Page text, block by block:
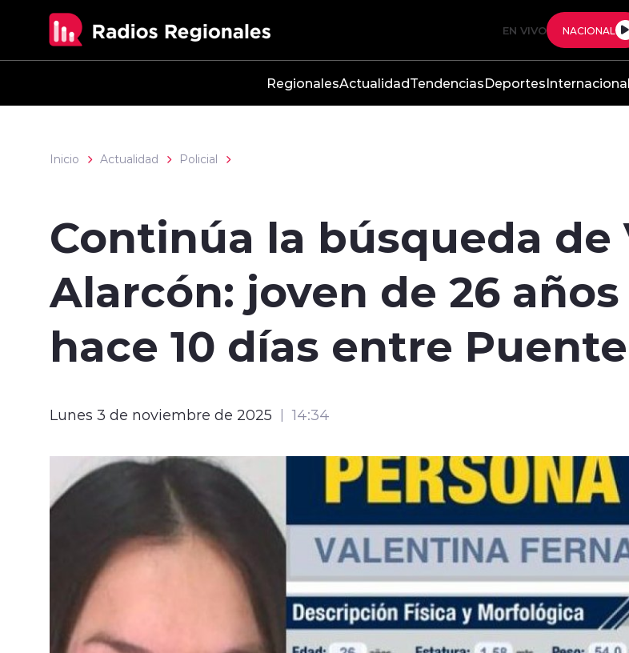
EN VIVO NACIONAL
RegionalesActualidadTendenciasDeportesInternacional
Inicio Actualidad Policial
Continúa la búsqueda de
Alarcón: joven de 26
hace 10 días entre
Lunes 3 de noviembre de 2025 14:34